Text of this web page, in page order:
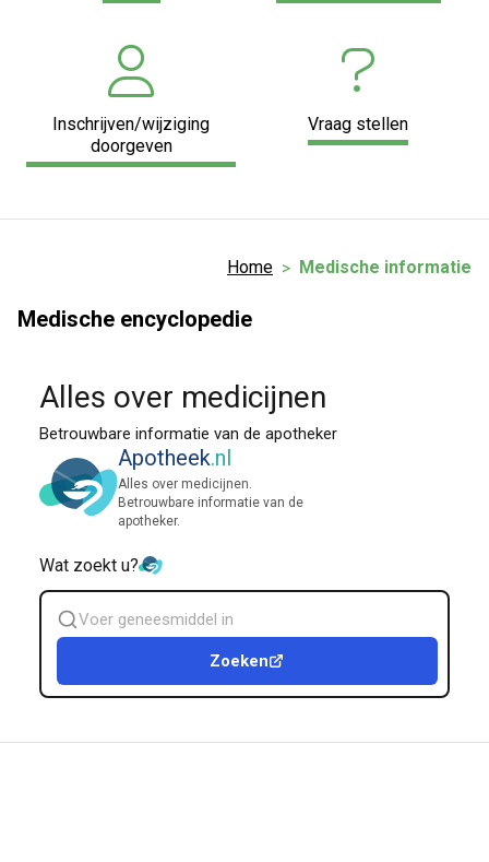
Inschrijven/wijziging
doorgeven
Vraag stellen
Home Medische informatie
Medische encyclopedie
Alles over medicijnen
Betrouwbare informatie van de apotheker
Apotheek.nl
Alles over medicijnen.
Betrouwbare informatie van de
apotheker.
Wat zoekt u?
Zoek
geneesmiddel
Zoeken